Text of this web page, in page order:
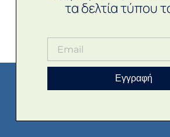
τα δελτία τύπου
Εγγραφή